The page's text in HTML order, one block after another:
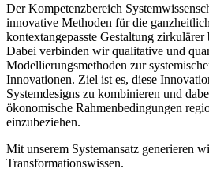
Der Kompetenzbereich
innovative Methoden für die
kontextangepasste Gestaltung
Dabei verbinden wir qualitative und
Modellierungsmethoden zur
Innovationen. Ziel ist es, diese
Systemdesigns zu kombinieren und
ökonomische Rahmenbedingungen
einzubeziehen.
Mit unserem Systemansatz generieren
Transformationswissen.